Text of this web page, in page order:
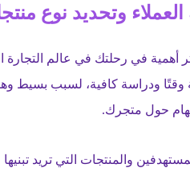
العملاء وتحديد نوع
أهمية في رحلتك في عالم
وقتًا ودراسة كافية، لسبب بسيط
حول متجرك.
والمنتجات التي تريد